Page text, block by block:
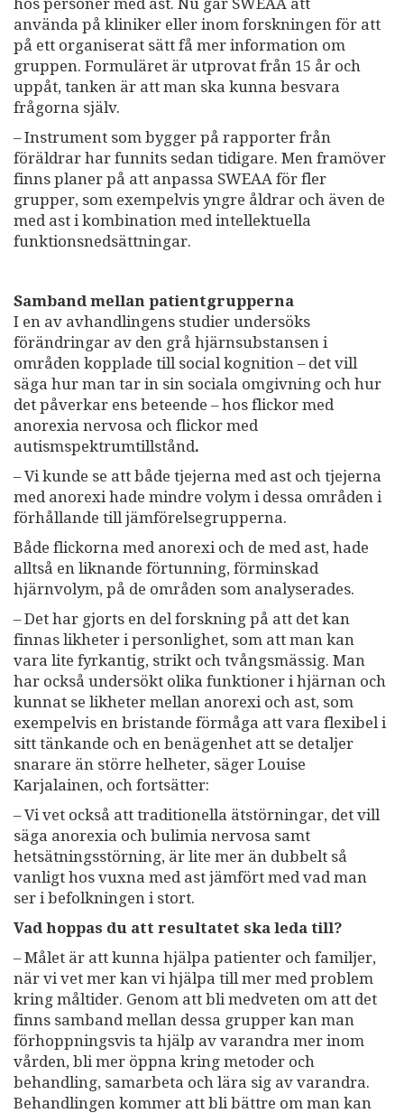
använda på kliniker eller inom forskningen för att
på ett organiserat sätt få mer information om
gruppen. Formuläret är utprovat från 15 år och
uppåt, tanken är att man ska kunna besvara
frågorna själv.
– Instrument som bygger på rapporter från
föräldrar har funnits sedan tidigare. Men framöver
finns planer på att anpassa SWEAA för fler
grupper, som exempelvis yngre åldrar och även de
med ast i kombination med intellektuella
funktionsnedsättningar.
Samband mellan patientgrupperna
I en av avhandlingens studier undersöks
förändringar av den grå hjärnsubstansen i
områden kopplade till social kognition – det vill
säga hur man tar in sin sociala omgivning och hur
det påverkar ens beteende – hos flickor med
anorexia nervosa och flickor med
autismspektrumtillstånd.
– Vi kunde se att både tjejerna med ast och tjejerna
med anorexi hade mindre volym i dessa områden i
förhållande till jämförelsegrupperna.
Både flickorna med anorexi och de med ast, hade
alltså en liknande förtunning, förminskad
hjärnvolym, på de områden som analyserades.
– Det har gjorts en del forskning på att det kan
finnas likheter i personlighet, som att man kan
vara lite fyrkantig, strikt och tvångsmässig. Man
har också undersökt olika funktioner i hjärnan och
kunnat se likheter mellan anorexi och ast, som
exempelvis en bristande förmåga att vara flexibel i
sitt tänkande och en benägenhet att se detaljer
snarare än större helheter, säger Louise
Karjalainen, och fortsätter:
– Vi vet också att traditionella ätstörningar, det vill
säga anorexia och bulimia nervosa samt
hetsätningsstörning, är lite mer än dubbelt så
vanligt hos vuxna med ast jämfört med vad man
ser i befolkningen i stort.
Vad hoppas du att resultatet ska leda till?
– Målet är att kunna hjälpa patienter och familjer,
när vi vet mer kan vi hjälpa till mer med problem
kring måltider. Genom att bli medveten om att det
finns samband mellan dessa grupper kan man
förhoppningsvis ta hjälp av varandra mer inom
vården, bli mer öppna kring metoder och
behandling, samarbeta och lära sig av varandra.
Behandlingen kommer att bli bättre om man kan